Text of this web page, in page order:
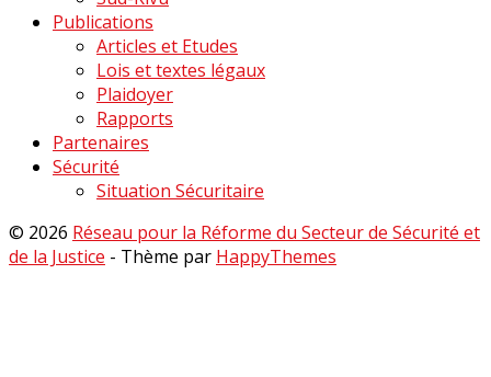
Publications
Articles et Etudes
Lois et textes légaux
Plaidoyer
Rapports
Partenaires
Sécurité
Situation Sécuritaire
© 2026 Réseau pour la Réforme du Secteur de Sécurité et
de la Justice - Thème par HappyThemes